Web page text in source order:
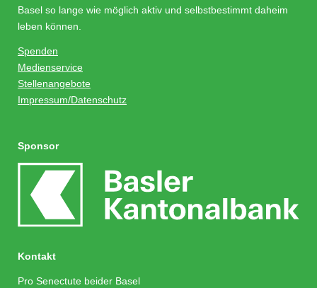
Basel so lange wie möglich aktiv und selbstbestimmt daheim
leben können.
Spenden
Medienservice
Stellenangebote
Impressum/Datenschutz
Sponsor
Kontakt
Pro Senectute beider Basel